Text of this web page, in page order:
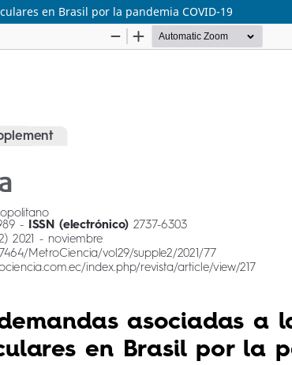
en Brasil por la pandemia COVID-19